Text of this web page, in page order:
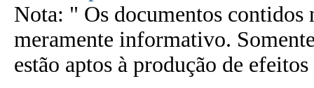
Nota: " Os documentos contidos
meramente informativo.
estão aptos à produção de